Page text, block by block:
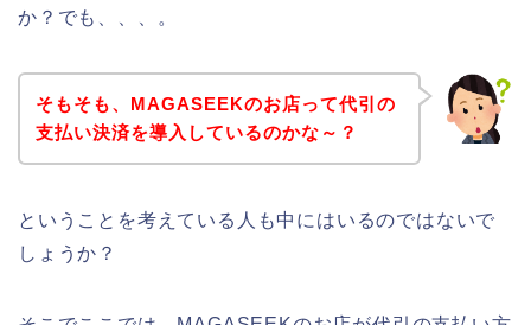
か？でも、、、。
そもそも、MAGASEEKのお店って代引の
支払い決済を導入しているのかな～？
ということを考えている人も中にはいるのではないで
しょうか？